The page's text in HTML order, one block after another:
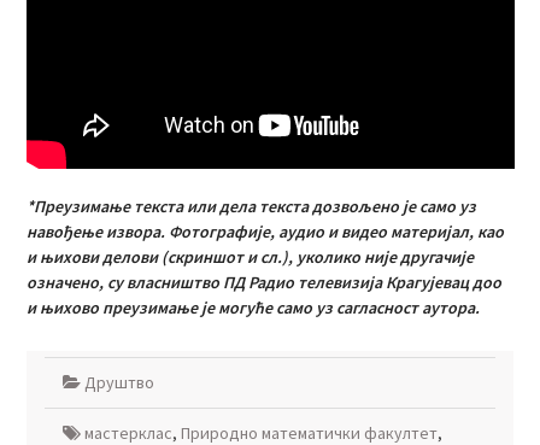
*Преузимање текста или дела текста дозвољено је само уз
навођење извора. Фотографије, аудио и видео материјал, као
и њихови делови (скриншот и сл.), уколико није другачије
означено, су власништво ПД Радио телевизија Крагујевац доо
и њихово преузимање је могуће само уз сагласност аутора.
Друштво
мастерклас, Природно математички факултет,